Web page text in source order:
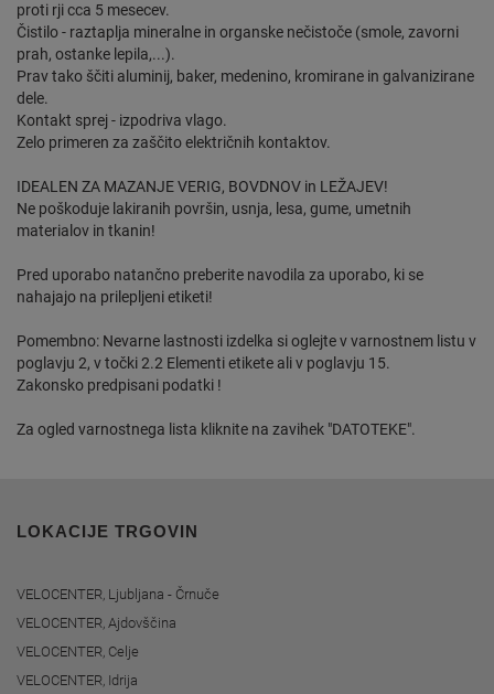
proti rji cca 5 mesecev.
Čistilo - raztaplja mineralne in organske nečistoče (smole, zavorni
prah, ostanke lepila,...).
Prav tako ščiti aluminij, baker, medenino, kromirane in galvanizirane
dele.
Kontakt sprej - izpodriva vlago.
Zelo primeren za zaščito električnih kontaktov.
IDEALEN ZA MAZANJE VERIG, BOVDNOV in LEŽAJEV!
Ne poškoduje lakiranih površin, usnja, lesa, gume, umetnih
materialov in tkanin!
Pred uporabo natančno preberite navodila za uporabo, ki se
nahajajo na prilepljeni etiketi!
Pomembno: Nevarne lastnosti izdelka si oglejte v varnostnem listu v
poglavju 2, v točki 2.2 Elementi etikete ali v poglavju 15.
Zakonsko predpisani podatki !
Za ogled varnostnega lista kliknite na zavihek "DATOTEKE".
LOKACIJE TRGOVIN
VELOCENTER, Ljubljana - Črnuče
VELOCENTER, Ajdovščina
VELOCENTER, Celje
VELOCENTER, Idrija